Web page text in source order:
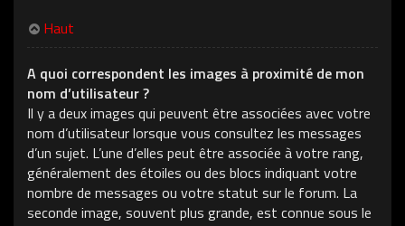
Haut
A quoi correspondent les images à proximité de mon
nom d’utilisateur ?
Il y a deux images qui peuvent être associées avec votre
nom d’utilisateur lorsque vous consultez les messages
d’un sujet. L’une d’elles peut être associée à votre rang,
généralement des étoiles ou des blocs indiquant votre
nombre de messages ou votre statut sur le forum. La
seconde image, souvent plus grande, est connue sous le